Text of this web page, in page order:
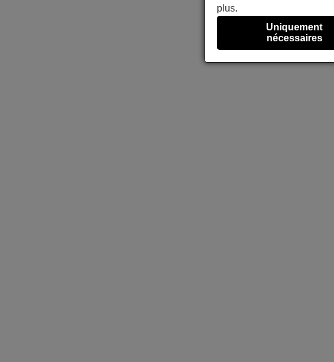
plus.
Uniquement
nécessaires